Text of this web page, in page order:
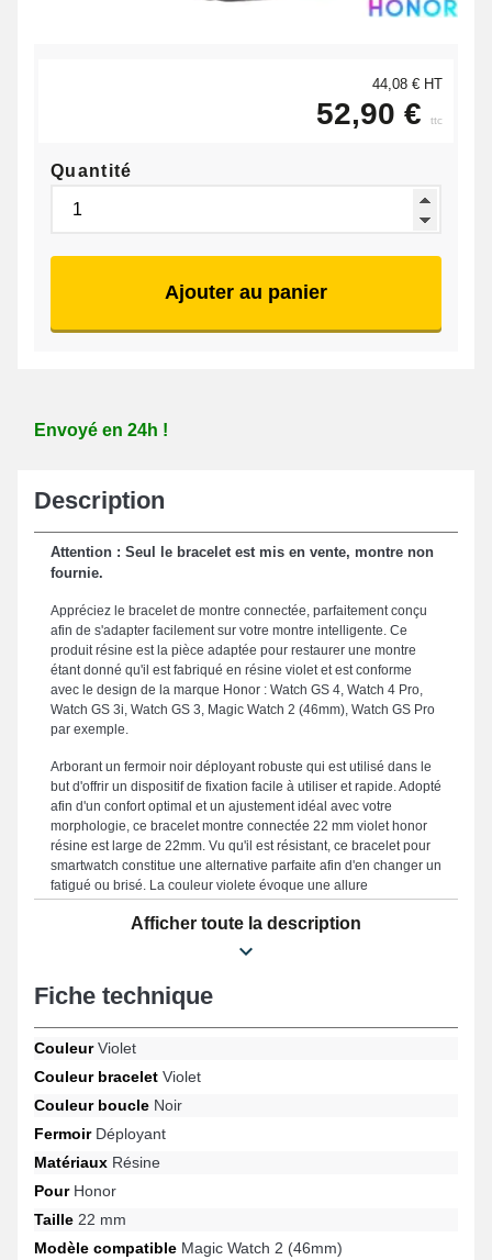
44,08 € HT
52,90 € ttc
Quantité
Ajouter au panier
Envoyé en 24h !
Description
Attention : Seul le bracelet est mis en vente, montre non
fournie.
Appréciez le bracelet de montre connectée, parfaitement conçu
afin de s'adapter facilement sur votre montre intelligente. Ce
produit résine est la pièce adaptée pour restaurer une montre
étant donné qu'il est fabriqué en résine violet et est conforme
avec le design de la marque Honor : Watch GS 4, Watch 4 Pro,
Watch GS 3i, Watch GS 3, Magic Watch 2 (46mm), Watch GS Pro
par exemple.
Arborant un fermoir noir déployant robuste qui est utilisé dans le
but d'offrir un dispositif de fixation facile à utiliser et rapide. Adopté
afin d'un confort optimal et un ajustement idéal avec votre
morphologie, ce bracelet montre connectée 22 mm violet honor
résine est large de 22mm. Vu qu'il est résistant, ce bracelet pour
smartwatch constitue une alternative parfaite afin d'en changer un
fatigué ou brisé. La couleur violete évoque une allure
combinant élégance intemporelle et praticité pour répondre aux
besoins des adeptes de confort. Conçu pour s'adapter
Watch Magic, Magic Watch 2 (46mm), Watch Dream, Watch GS 4
et bien plus encore de la marque Honor, cette attache offre une
boucle déployante de grande qualité et une facilité d'utilisation.
En alliant modernité et confort, cet article Honor propose une
naturelle tout en garantissant une utilisation agréable.
Afficher toute la description
Fiche technique
CouleurViolet
Couleur bracelet Violet
Couleur boucle Noir
FermoirDéployant
Matériaux Résine
PourHonor
Taille 22 mm
Modèle compatible Magic Watch 2 (46mm)